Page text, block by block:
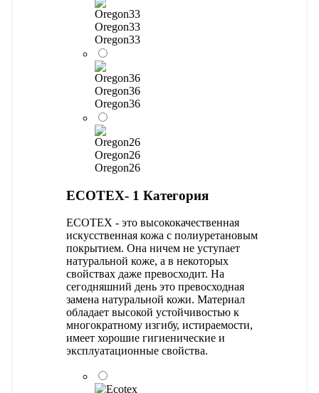
Oregon33
Oregon33
Oregon36
Oregon36
Oregon26
Oregon26
ECOTEX- 1 Категория
ECOTEX - это высококачественная
искусственная кожа с полиуретановым
покрытием. Она ничем не уступает
натуральной коже, а в некоторых
свойствах даже превосходит. На
сегодняшний день это превосходная
замена натуральной кожи. Материал
обладает высокой устойчивостью к
многократному изгибу, истираемости,
имеет хорошие гигиенические и
эксплуатационные свойства.